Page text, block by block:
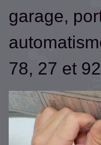
garage,
78, 27 et 92